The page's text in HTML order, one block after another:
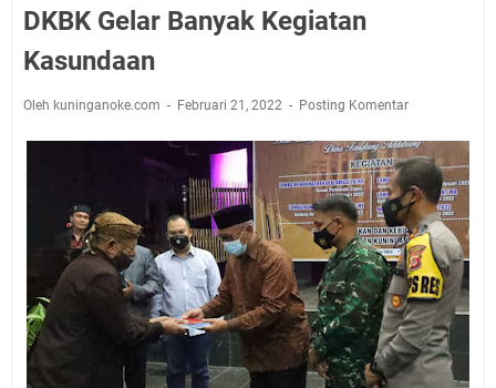
Kamis 6 Agustus 2026 Mobil Samling Ada di Alun-alun
Luragung, Ini Persyaratan dan Besaran Biayanya
Keterlambatan Berarti Kegagalan
Setiap Noda Ada Pembersihnya, Salat Bisa Menjadi
Pembersih Dosa Kita, Ini Jadwal Salat Wilayah
Kuningan Kamis 6 Agustus 2026
Agenda Kegiatan Bupati, Wabup dan Sekda Kuningan
Rabu 5 Agustus 2026 Masing-masing Dua Acara
Ini Lokasi Samling Kuningan Rabu 5 Agustus 2026
Uniku Jadi Tuan Rumah Pendampingan Penyusunan
Dokumen SPMI
DKBK Gelar Banyak Kegiatan
Kasundaan
Oleh kuninganoke.com Februari 21, 2022 Posting Komentar